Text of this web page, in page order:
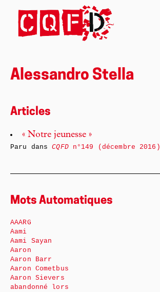
Alessandro Stella
Articles
« Notre jeunesse »
Paru dansCQFDn°149 (décembre 2016)
Mots Automatiques
AAARG
Aami
Aami Sayan
Aaron
Aaron Barr
Aaron Cometbus
Aaron Sievers
abandonné lors